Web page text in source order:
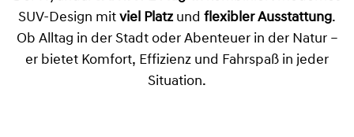
SUV-Design mit viel Platz und flexibler Ausstattung.
Ob Alltag in der Stadt oder Abenteuer in der Natur –
er bietet Komfort, Effizienz und Fahrspaß in jeder
Situation.